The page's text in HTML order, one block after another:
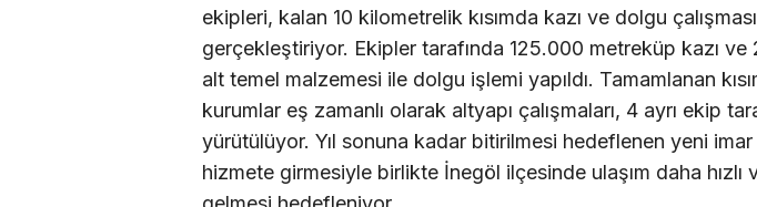
ekipleri, kalan 10 kilometrelik kısımda kazı ve dolgu çalışması
gerçekleştiriyor. Ekipler tarafında 125.000 metreküp kazı
alt temel malzemesi ile dolgu işlemi yapıldı. Tamamlanan
kurumlar eş zamanlı olarak altyapı çalışmaları, 4 ayrı ekip
yürütülüyor. Yıl sonuna kadar bitirilmesi hedeflenen yeni imar
hizmete girmesiyle birlikte İnegöl ilçesinde ulaşım daha hızlı